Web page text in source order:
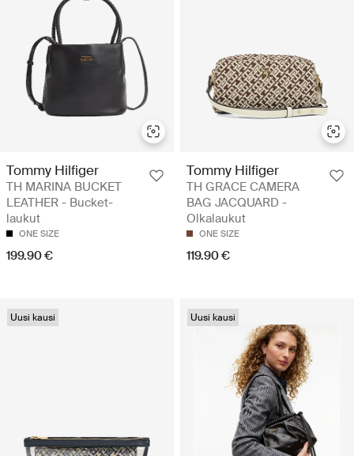
Tommy Hilfiger
TH MARINA BUCKET
LEATHER - Bucket-
laukut
ONE SIZE
199.90 €
Tommy Hilfiger
TH GRACE CAMERA
BAG JACQUARD -
Olkalaukut
ONE SIZE
119.90 €
Uusi kausi Uusi kausi